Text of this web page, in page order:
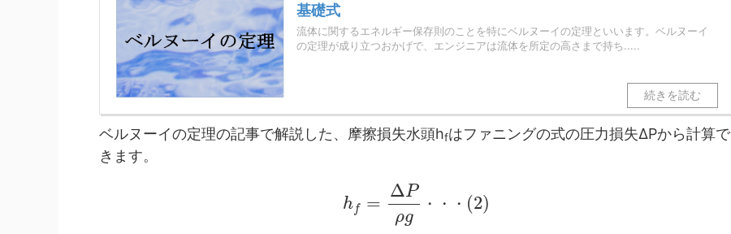
基礎式
流体に関するエネルギー保存則のことを特にベルヌーイの定理といいます。ベルヌーイ
の定理が成り立つおかげで、エンジニアは流体を所定の高さまで持ち.....
ベルヌーイの定理の記事で解説した、摩擦損失水頭hfはファニングの式の圧力損失ΔPから計算で
きます。
hf =
ΔP
ρg
・ ・ ・ (2)